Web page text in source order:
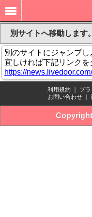
別サイトへ移動します。
別のサイトにジャンプし
宜しければ下記リンクを
https://
利用規約 プ
お問い合わせ